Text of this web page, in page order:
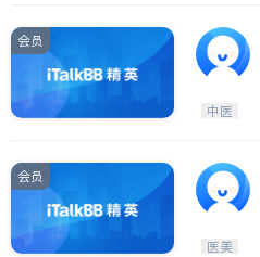
会员
中医
会员
医美